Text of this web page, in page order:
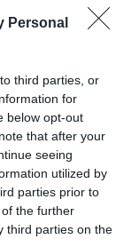
Personal
third parties, or
for
below opt-out
that after your
seeing
utilized by
parties prior to
the further
third parties on the